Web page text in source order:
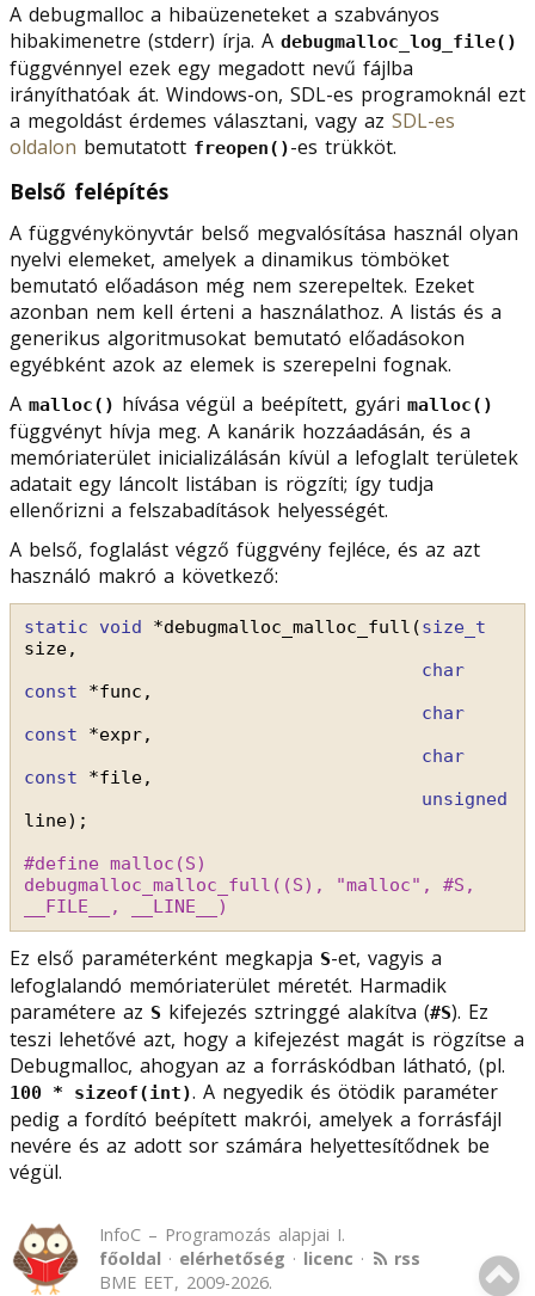
A debugmalloc a hibaüzeneteket a szabványos
hibakimenetre (stderr) írja. A debugmalloc_log_file()
függvénnyel ezek egy megadott nevű fájlba
irányíthatóak át. Windows-on, SDL-es programoknál ezt
a megoldást érdemes választani, vagy az SDL-es
oldalon bemutatott freopen()-es trükköt.
Belső felépítés
A függvénykönyvtár belső megvalósítása használ olyan
nyelvi elemeket, amelyek a dinamikus tömböket
bemutató előadáson még nem szerepeltek. Ezeket
azonban nem kell érteni a használathoz. A listás és a
generikus algoritmusokat bemutató előadásokon
egyébként azok az elemek is szerepelni fognak.
A malloc() hívása végül a beépített, gyári malloc()
függvényt hívja meg. A kanárik hozzáadásán, és a
memóriaterület inicializálásán kívül a lefoglalt területek
adatait egy láncolt listában is rögzíti; így tudja
ellenőrizni a felszabadítások helyességét.
A belső, foglalást végző függvény fejléce, és az azt
használó makró a következő:
static void *debugmalloc_malloc_full(size_t
size,
char
const
*func,
char
const
*expr,
char
const
*file,
unsigned
line);
#define malloc(S)
debugmalloc_malloc_full((S), "malloc", #S,
__FILE__, __LINE__)
Ez első paraméterként megkapja S-et, vagyis a
lefoglalandó memóriaterület méretét. Harmadik
paramétere az S kifejezés sztringgé alakítva (#S). Ez
teszi lehetővé azt, hogy a kifejezést magát is rögzítse a
Debugmalloc, ahogyan az a forráskódban látható, (pl.
100 * sizeof(int). A negyedik és ötödik paraméter
pedig a fordító beépített makrói, amelyek a forrásfájl
nevére és az adott sor számára helyettesítődnek be
végül.
InfoC – Programozás alapjai I.
főoldal · elérhetőség · licenc ·
rss
BME EET, 2009-2026.